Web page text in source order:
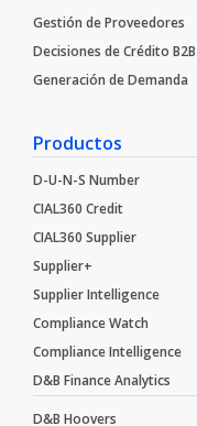
Gestión de Proveedores
Decisiones de Crédito B2B
Generación de Demanda
Productos
D-U-N-S Number
CIAL360 Credit
CIAL360 Supplier
Supplier+
Supplier Intelligence
Compliance Watch
Compliance Intelligence
D&B Finance Analytics
D&B Hoovers